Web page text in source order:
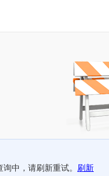
询中，请刷新重试。 刷新